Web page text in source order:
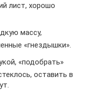
лист, хорошо
массу,
«гнездышки».
«подобрать»
оставить в